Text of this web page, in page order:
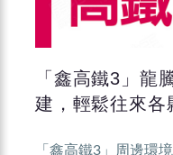
「鑫高鐵3」龍
建，輕鬆往來各
「鑫高鐵3」周邊環